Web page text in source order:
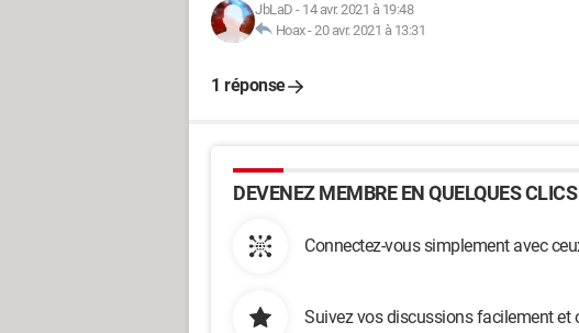
JbLaD - 14 avr. 2021 à 19:48
Hoax-20 avr. 2021 à 13:31
1 réponse
DEVENEZ MEMBRE EN QUELQUES CLICS
Connectez-vous simplement avec
Suivez vos discussions facilement et